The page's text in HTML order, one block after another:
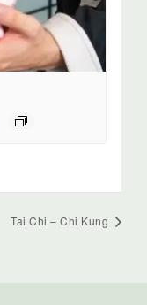
Tai Chi – Chi Kung